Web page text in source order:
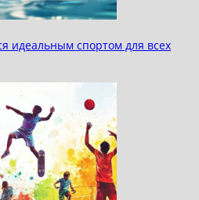
идеальным спортом для всех